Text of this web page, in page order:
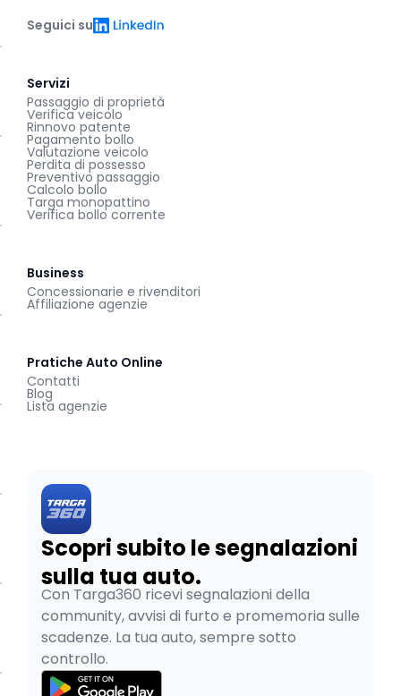
LinkedIn
Seguici su
Servizi
Passaggio di proprietà
Verifica veicolo
Rinnovo patente
Pagamento bollo
Valutazione veicolo
Perdita di possesso
Preventivo passaggio
Calcolo bollo
Targa monopattino
Verifica bollo corrente
Business
Concessionarie e rivenditori
Affiliazione agenzie
Pratiche Auto Online
Contatti
Blog
Lista agenzie
Scopri subito le segnalazioni
sulla tua auto.
Con Targa360 ricevi segnalazioni della
community, avvisi di furto e promemoria sulle
scadenze. La tua auto, sempre sotto
controllo.